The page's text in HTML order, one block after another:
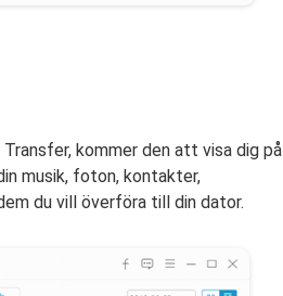
kommer den att visa dig på
musik, foton, kontakter,
du vill överföra till din dator.